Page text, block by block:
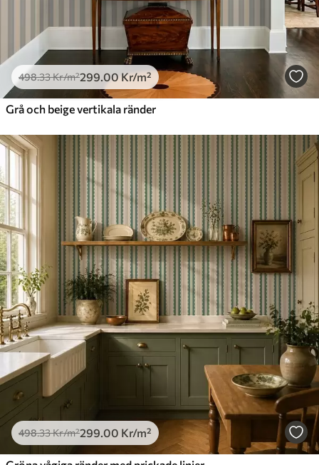
498.33Kr/m²299.00Kr/m²
Grå och beige vertikala ränder
498.33Kr/m²299.00 Kr/m²